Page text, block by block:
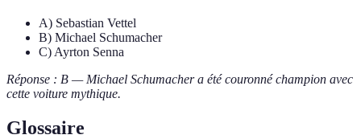
A) Sebastian Vettel
B) Michael Schumacher
C) Ayrton Senna
Réponse : B — Michael Schumacher a été couronné champion avec
cette voiture mythique.
Glossaire